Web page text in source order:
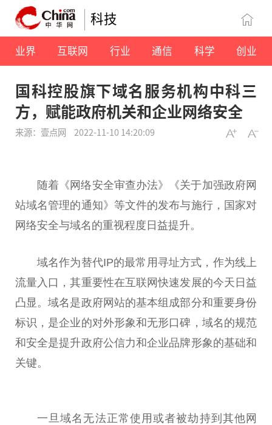
科技
业界 互联网 行业 通信 科学 创业
国科控股旗下域名服务机构中科三
方，赋能政府机关和企业网络安全
来源：壹点网 2022-11-10 14:20:09
随着《网络安全审查办法》《关于加强政府网
站域名管理的通知》等文件的发布与施行，国家对
网络安全与域名的重视程度日益提升。
域名作为替代IP的最常用寻址方式，作为线上
流量入口，其重要性在互联网快速发展的今天日益
凸显。域名是政府网站的基本组成部分和重要身份
标识，是企业的对外形象和无形口碑，域名的规范
和安全是提升政府公信力和企业品牌形象的基础和
关键。
一旦域名无法正常使用或者被劫持到其他网